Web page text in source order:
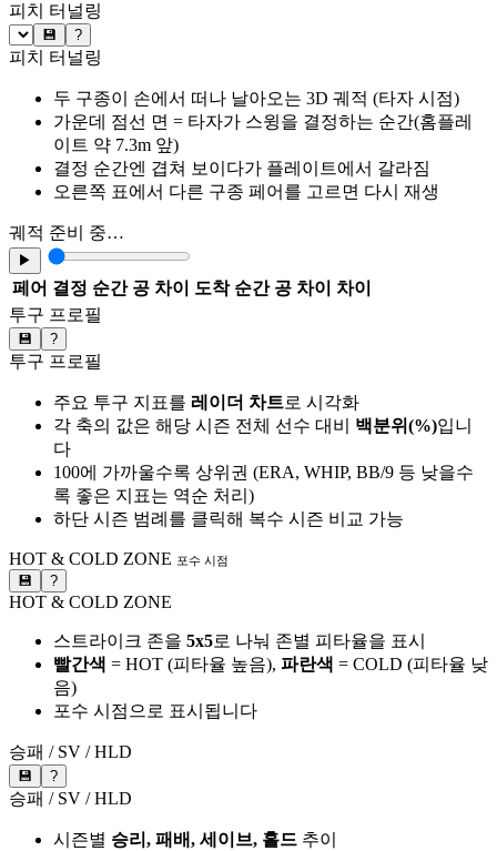
피치 터널링
💾 ?
피치 터널링
두 구종이 손에서 떠나 날아오는 3D 궤적 (타자 시점)
가운데 점선 면 = 타자가 스윙을 결정하는 순간(홈플레
이트 약 7.3m 앞)
결정 순간엔 겹쳐 보이다가 플레이트에서 갈라짐
오른쪽 표에서 다른 구종 페어를 고르면 다시 재생
궤적 준비 중…
▶
페어 결정 순간 공 차이 도착 순간 공 차이
차이
투구 프로필
💾 ?
투구 프로필
주요 투구 지표를 레이더 차트로 시각화
각 축의 값은 해당 시즌 전체 선수 대비 백분위(%)입니
다
100에 가까울수록 상위권 (ERA, WHIP, BB/9 등 낮을수
록 좋은 지표는 역순 처리)
하단 시즌 범례를 클릭해 복수 시즌 비교 가능
HOT & COLD ZONE 포수 시점
💾 ?
HOT & COLD ZONE
스트라이크 존을 5x5로 나눠 존별 피타율을 표시
빨간색 = HOT (피타율 높음), 파란색 = COLD (피타율 낮
음)
포수 시점으로 표시됩니다
승패 / SV / HLD
💾 ?
승패 / SV / HLD
시즌별 승리, 패배, 세이브, 홀드 추이